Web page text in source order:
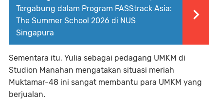
Tergabung dalam Program FASStrack Asia:
The Summer School 2026 di NUS
Singapura
Sementara itu, Yulia sebagai pedagang UMKM di
Studion Manahan mengatakan situasi meriah
Muktamar-48 ini sangat membantu para UMKM yang
berjualan.